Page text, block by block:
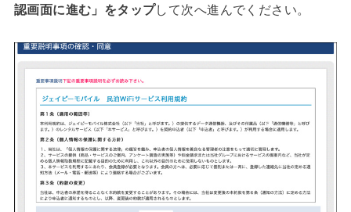
認画面に進む」をタップして次へ進んでください。